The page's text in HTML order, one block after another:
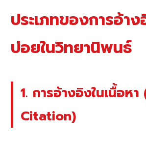
ประเภทของการอ้า
บ่อยในวิทยานิพนธ์
1. การอ้างอิงในเนื้อห
Citation)